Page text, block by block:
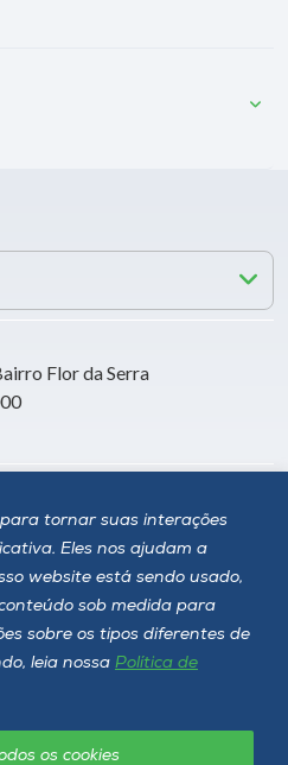
tornar suas interações
Eles nos ajudam a
website está sendo usado,
sob medida para
sobre os tipos diferentes de
leia nossa Política de
os cookies
Flor da Serra